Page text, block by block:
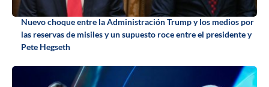
Nuevo choque entre la Administración Trump y los medios por
las reservas de misiles y un supuesto roce entre el presidente y
Pete Hegseth